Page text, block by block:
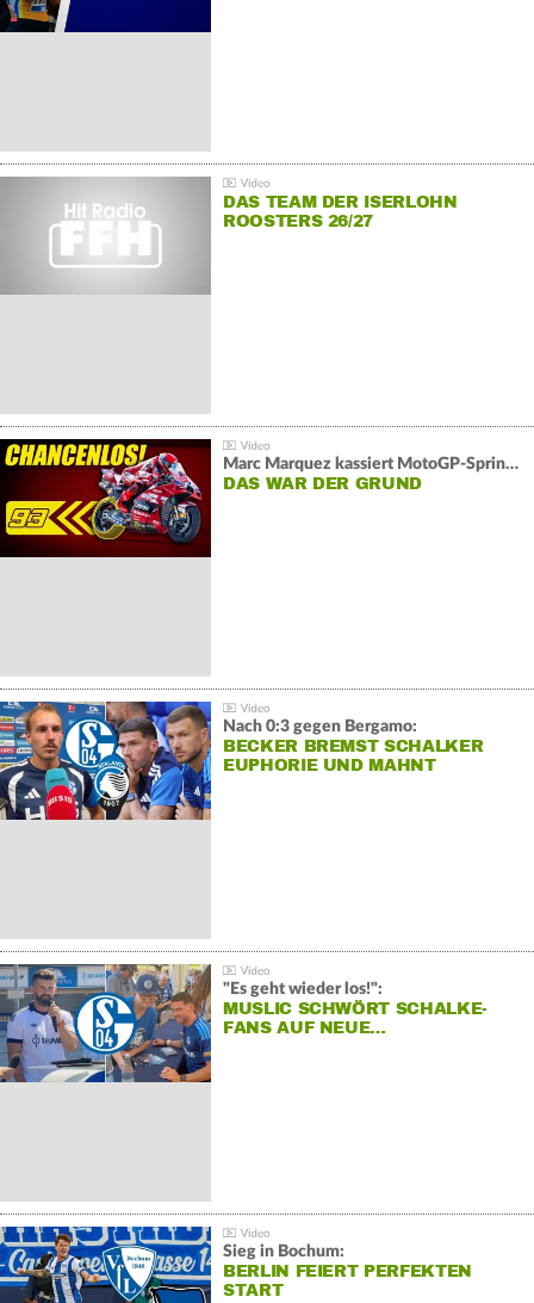
DAS TEAM DER ISERLOHN
ROOSTERS 26/27
Marc Marquez kassiert MotoGP-Sprint-Schlappe:
DAS WAR DER GRUND
Nach 0:3 gegen Bergamo:
BECKER BREMST SCHALKER
EUPHORIE UND MAHNT
"Es geht wieder los!":
MUSLIC SCHWÖRT SCHALKE-
FANS AUF NEUE…
Sieg in Bochum:
BERLIN FEIERT PERFEKTEN
START